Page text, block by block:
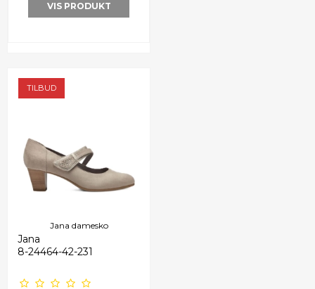
VIS PRODUKT
TILBUD
Jana damesko
Jana
8-24464-42-231